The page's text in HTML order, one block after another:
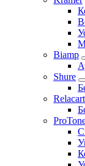
Biamp
Shure
Relacart